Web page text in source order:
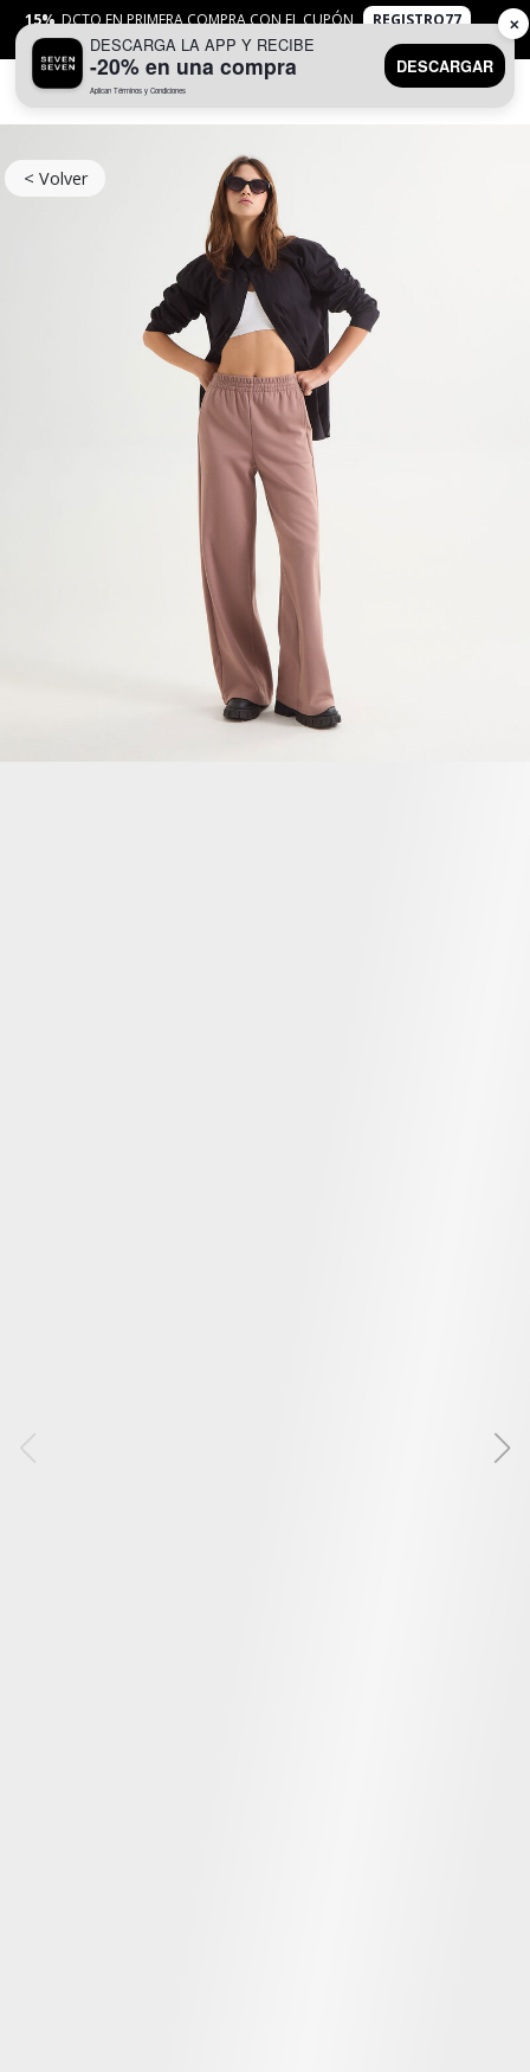
15% DCTO EN PRIMERA COMPRA CON EL CUPÓN
REGISTRO77
APLICANTYC
< Volver
DESCARGA LA APP Y RECIBE
-20% en una compra
Aplican Términos y Condiciones
DESCARGAR
✕